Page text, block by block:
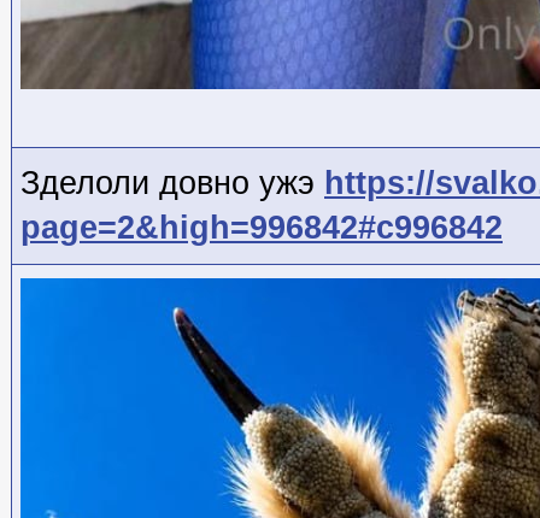
Зделоли довно ужэ https://
page=2&high=996842#c996842